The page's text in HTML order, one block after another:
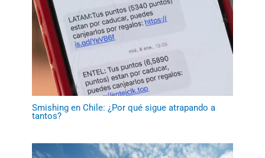
Smishing en Chile: ¿Por qué sigue atrapando a
tantos?